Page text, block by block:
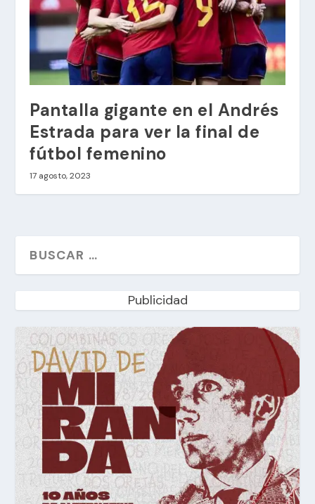
Pantalla gigante en el Andrés
Estrada para ver la final de
fútbol femenino
17 agosto, 2023
Publicidad